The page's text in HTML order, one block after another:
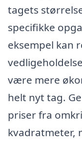
tagets
specifikke
eksempel kan
være mere
helt nyt tag.
priser fra
kvadratmeter,